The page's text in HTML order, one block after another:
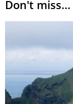
Don't miss...